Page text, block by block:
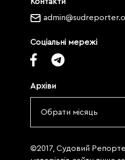
Соціальні мережі
Архіви
Обрати місяць
©2017, Судовий